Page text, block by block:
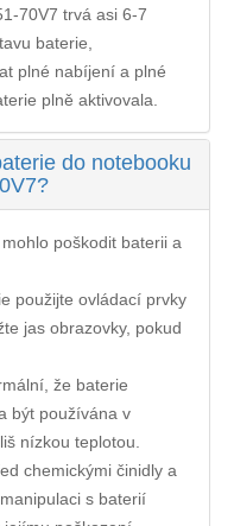
70V7 trvá asi 6-7
baterie,
plné nabíjení a plné
plně aktivovala.
do notebooku
poškodit baterii a
použijte ovládací prvky
jas obrazovky, pokud
že baterie
být používána v
nízkou teplotou.
chemickými činidly a
s baterií